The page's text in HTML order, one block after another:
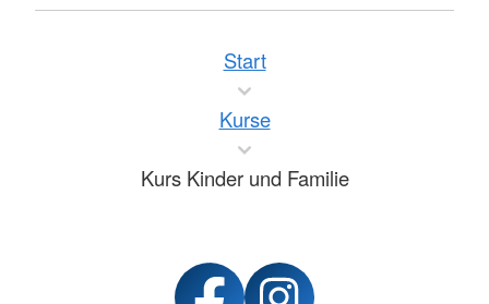
Start
Kurse
Kurs Kinder und Familie